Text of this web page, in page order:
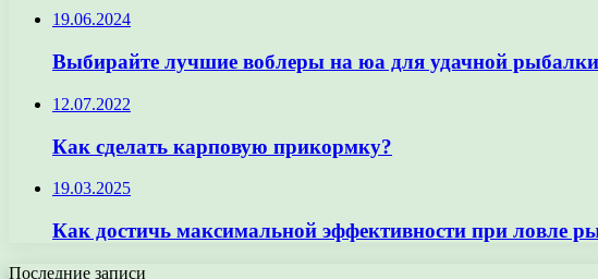
19.06.2024
Выбирайте лучшие воблеры на юа для удачной
12.07.2022
Как сделать карповую прикормку?
19.03.2025
Как достичь максимальной эффективности при ловле
Последние записи